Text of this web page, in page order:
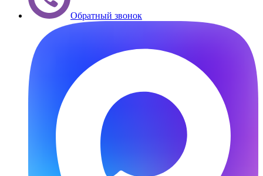
Обратный звонок